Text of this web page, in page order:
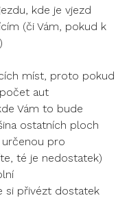
kde je vjezd
(či Vám, pokud k
míst, proto pokud
aut
Vám to bude
ostatních ploch
pro
té je nedostatek)
si přivézt dostatek